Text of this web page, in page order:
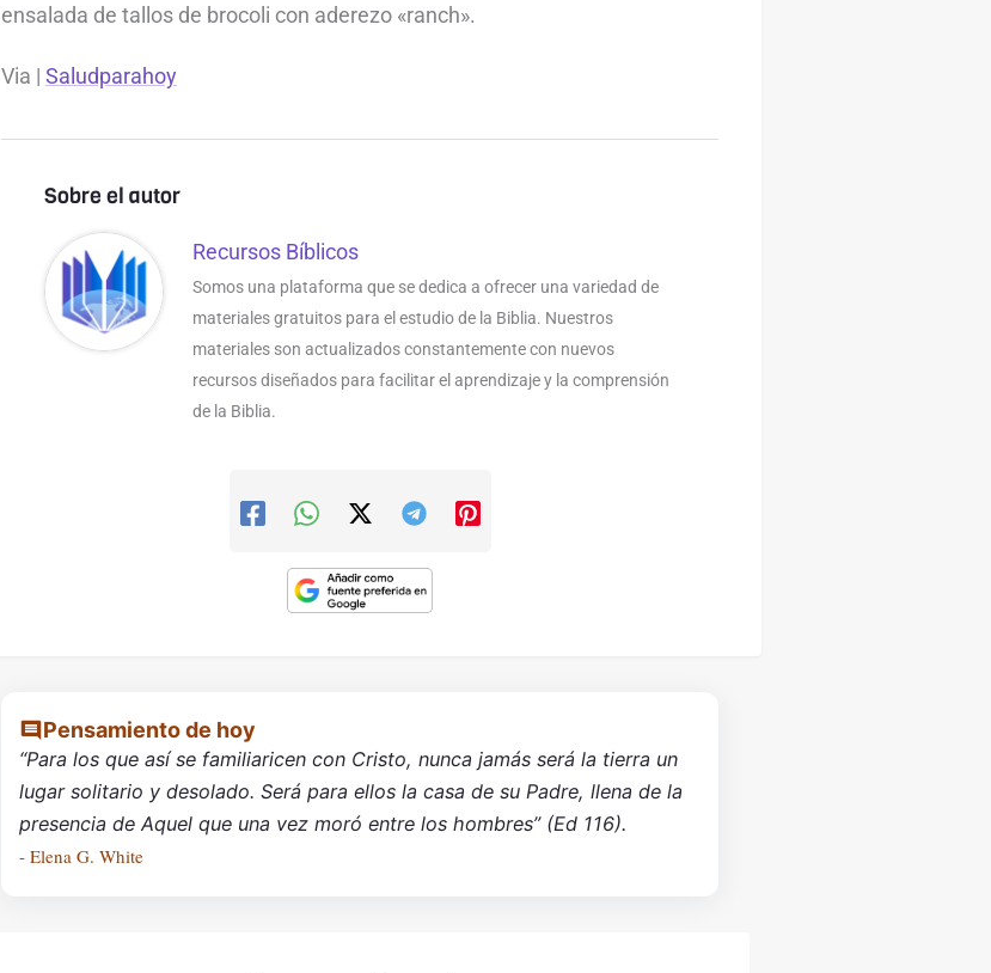
ensalada de tallos de brocoli con aderezo «ranch».
Via | Saludparahoy
Sobre el autor
Recursos Bíblicos
Somos una plataforma que se dedica a ofrecer una variedad de
materiales gratuitos para el estudio de la Biblia. Nuestros
materiales son actualizados constantemente con nuevos
recursos diseñados para facilitar el aprendizaje y la comprensión
de la Biblia.
Pensamiento de hoy
“Para los que así se familiaricen con Cristo, nunca jamás será la tierra un
lugar solitario y desolado. Será para ellos la casa de su Padre, llena de la
presencia de Aquel que una vez moró entre los hombres” (Ed 116).
- Elena G. White